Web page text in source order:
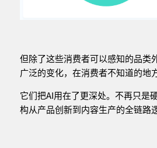
但除了这些消费者可以感知的品类
广泛的变化，在消费者不知道的地
它们把AI用在了更深处。不再只是
构从产品创新到内容生产的全链路